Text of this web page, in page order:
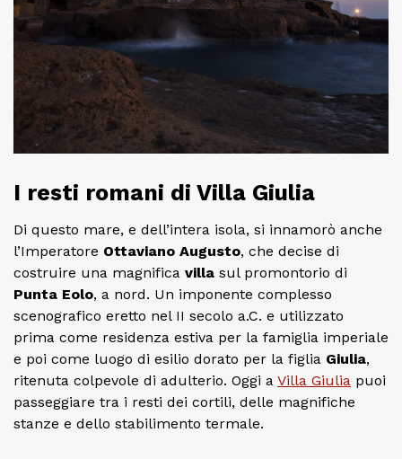
I resti romani di Villa Giulia
Di questo mare, e dell’intera isola, si innamorò anche
l’Imperatore Ottaviano Augusto, che decise di
costruire una magnifica villa sul promontorio di
Punta Eolo, a nord. Un imponente complesso
scenografico eretto nel II secolo a.C. e utilizzato
prima come residenza estiva per la famiglia imperiale
e poi come luogo di esilio dorato per la figlia Giulia,
ritenuta colpevole di adulterio. Oggi a Villa Giulia puoi
passeggiare tra i resti dei cortili, delle magnifiche
stanze e dello stabilimento termale.